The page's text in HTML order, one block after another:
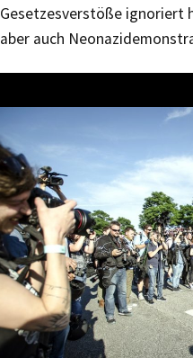
Gesetzesverstöße ignoriert
aber auch